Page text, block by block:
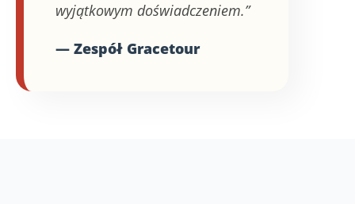
wyjątkowym doświadczeniem.”
— Zespół Gracetour